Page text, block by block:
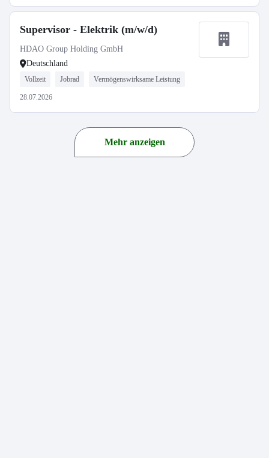
Supervisor - Elektrik (m/w/d)
HDAO Group Holding GmbH
Deutschland
Vollzeit Jobrad Vermögenswirksame Leistung
28.07.2026
Mehr anzeigen